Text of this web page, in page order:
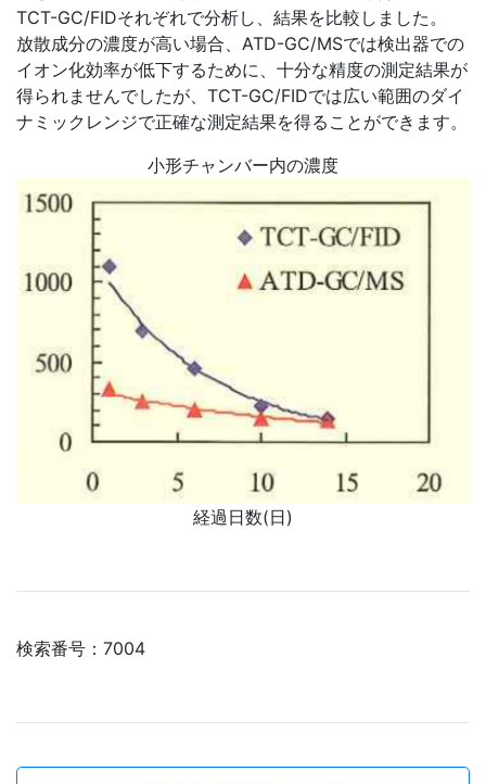
TCT-GC/FIDそれぞれで分析し、結果を比較しました。
放散成分の濃度が高い場合、ATD-GC/MSでは検出器での
イオン化効率が低下するために、十分な精度の測定結果が
得られませんでしたが、TCT-GC/FIDでは広い範囲のダイ
ナミックレンジで正確な測定結果を得ることができます。
小形チャンバー内の濃度
経過日数(日)
検索番号：7004